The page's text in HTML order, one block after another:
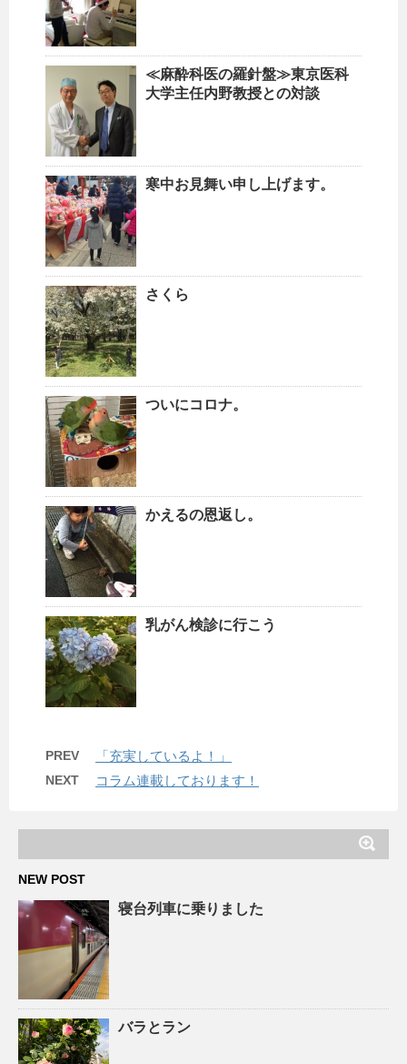
≪麻酔科医の羅針盤≫東京医科
大学主任内野教授との対談
寒中お見舞い申し上げます。
さくら
ついにコロナ。
かえるの恩返し。
乳がん検診に行こう
PREV 「充実しているよ！」
NEXT コラム連載しております！
NEW POST
寝台列車に乗りました
バラとラン